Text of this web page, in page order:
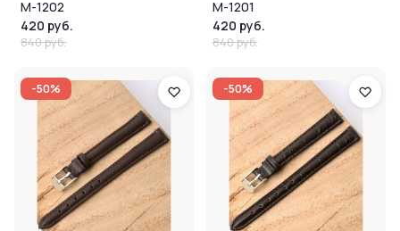
M-1202
420 руб.
840 руб.
M-1201
420 руб.
840 руб.
-50% -50%